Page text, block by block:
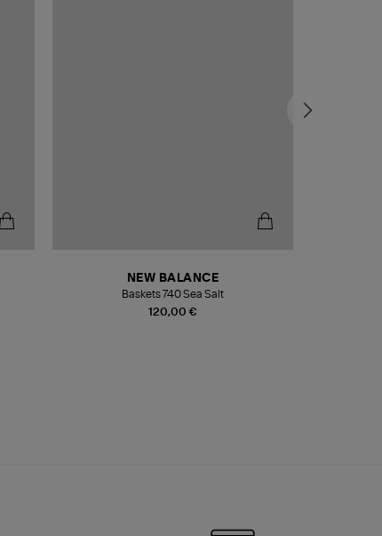
120,00 €
NEW BALANCE
Baskets 740 Sea Salt